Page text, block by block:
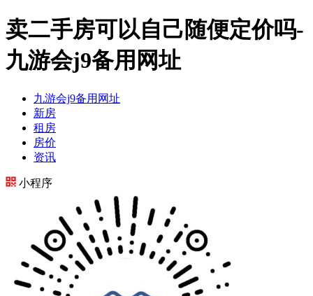
卖二手房可以自己随便定价吗-
九游会j9备用网址
九游会j9备用网址
新房
租房
房价
资讯
小程序